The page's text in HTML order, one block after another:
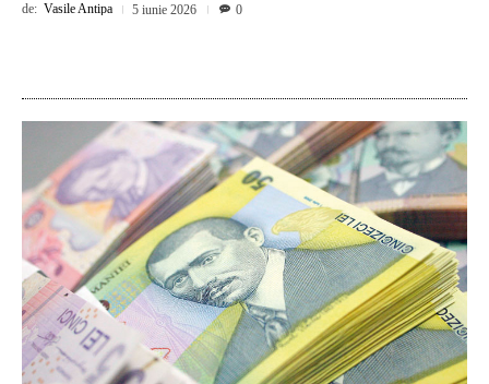
de: Vasile Antipa 5 iunie 2026 0